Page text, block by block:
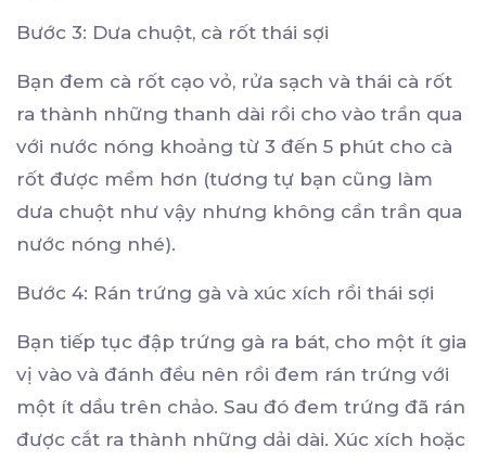
Bước 3: Dưa chuột, cà rốt thái sợi
Bạn đem cà rốt cạo vỏ, rửa sạch và thái cà rốt
ra thành những thanh dài rồi cho vào trần qua
với nước nóng khoảng từ 3 đến 5 phút cho cà
rốt được mềm hơn (tương tự bạn cũng làm
dưa chuột như vậy nhưng không cần trần qua
nước nóng nhé).
Bước 4: Rán trứng gà và xúc xích rồi thái sợi
Bạn tiếp tục đập trứng gà ra bát, cho một ít gia
vị vào và đánh đều nên rồi đem rán trứng với
một ít dầu trên chảo. Sau đó đem trứng đã rán
được cắt ra thành những dải dài. Xúc xích hoặc